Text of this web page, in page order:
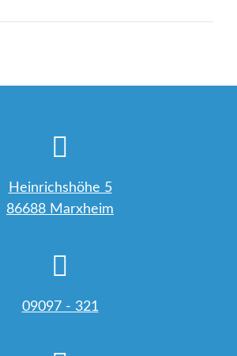
Heinrichshöhe 5
86688 Marxheim
09097 - 321